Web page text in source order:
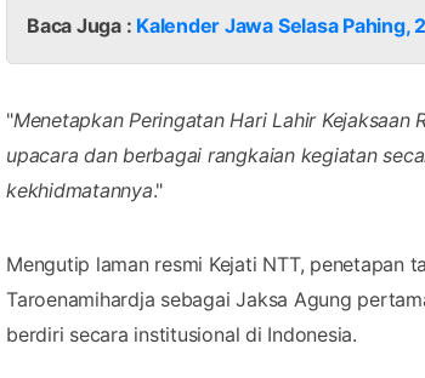
Baca Juga : Kalender Jawa Selasa Pahing,
"Menetapkan Peringatan Hari Lahir
upacara dan berbagai rangkaian kegiatan
kekhidmatannya."
Mengutip laman resmi Kejati NTT, penetapan
Taroenamihardja sebagai Jaksa Agung
berdiri secara institusional di Indonesia.